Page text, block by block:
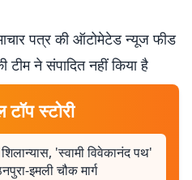
पत्र की ऑटोमेटेड न्यूज फीड
ने संपादित नहीं किया है
स्टोरी
'स्वामी विवेकानंद पथ'
इमली चौक मार्ग